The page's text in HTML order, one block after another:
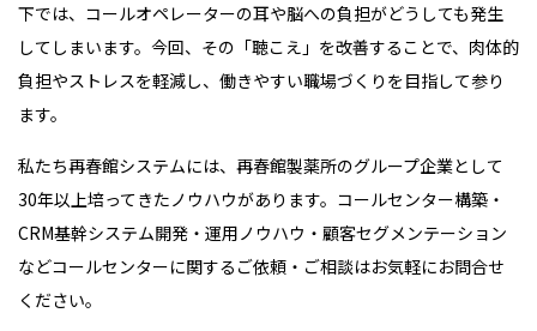
下では、コールオペレーターの耳や脳への負担がどうしても発生
してしまいます。今回、その「聴こえ」を改善することで、肉体的
負担やストレスを軽減し、働きやすい職場づくりを目指して参り
ます。
私たち再春館システムには、再春館製薬所のグループ企業として
30年以上培ってきたノウハウがあります。コールセンター構築・
CRM基幹システム開発・運用ノウハウ・顧客セグメンテーション
などコールセンターに関するご依頼・ご相談はお気軽にお問合せ
ください。